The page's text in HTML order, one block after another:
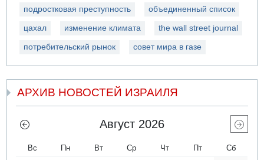
подростковая преступность объединенный список
цахал изменение климата the wall street journal
потребительский рынок совет мира в газе
АРХИВ НОВОСТЕЙ ИЗРАИЛЯ
Август 2026
Вс Пн Вт Ср Чт Пт Сб